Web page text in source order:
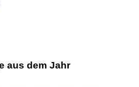
aus dem Jahr